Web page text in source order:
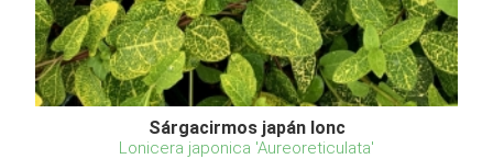
Sárgacirmos japán lonc
Lonicera japonica 'Aureoreticulata'